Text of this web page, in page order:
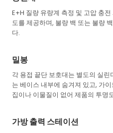
E+H 질량 유량계 측정 및 고압 충
도를 제공하며, 불량 백 또는 불량
다.
밀봉
각 용접 끝단 보호대는 별도의 실
는 베이스 내부에 숨겨져 있고, 가
집이나 이물질이 없어 제품의 투명
가방 출력 스테이션